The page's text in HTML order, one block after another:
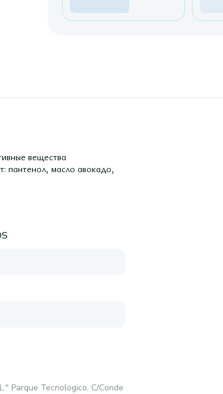
вещества
пантенол, масло авокадо,
Parque Tecnologico, C/Conde